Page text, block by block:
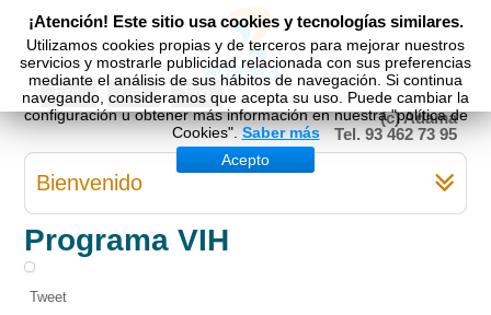
Esp Cat Eng
(c) Adama
Tel. 93 462 73 95
¡Atención! Este sitio usa cookies y tecnologías similares.
Utilizamos cookies propias y de terceros para mejorar nuestros
servicios y mostrarle publicidad relacionada con sus preferencias
mediante el análisis de sus hábitos de navegación. Si continua
navegando, consideramos que acepta su uso. Puede cambiar la
configuración u obtener más información en nuestra "política de
Cookies". Saber más
Acepto
Bienvenido
Programa VIH
Tweet